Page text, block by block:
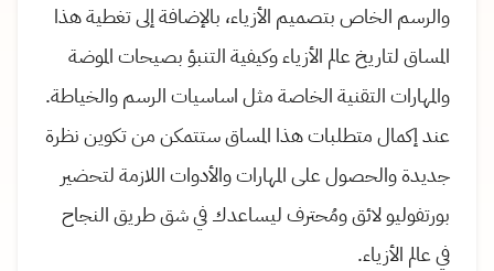
والرسم الخاص بتصميم الأزياء، بالإضافة إلى تغطية هذا
المساق لتاريخ عالم الأزياء وكيفية التنبؤ بصيحات الموضة
والمهارات التقنية الخاصة مثل اساسيات الرسم والخياطة.
عند إكمال متطلبات هذا المساق ستتمكن من تكوين نظرة
جديدة والحصول على المهارات والأدوات اللازمة لتحضير
بورتفوليو لائق ومُحترف ليساعدك في شق طريق النجاح
في عالم الأزياء.